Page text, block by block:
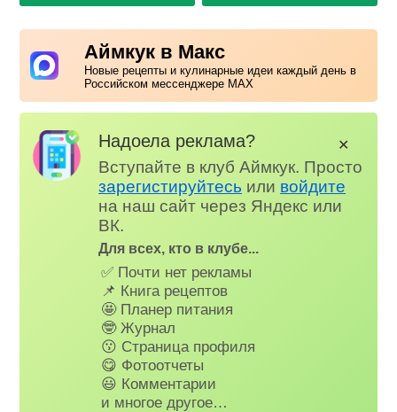
Аймкук в Макс
Новые рецепты и кулинарные идеи каждый день в
Российском мессенджере MAX
Надоела реклама?
Вступайте в клуб Аймкук. Просто
зарегистируйтесь или войдите
на наш сайт через Яндекс или
ВК.
Для всех, кто в клубе...
✅ Почти нет рекламы
📌 Книга рецептов
🤩 Планер питания
🤓 Журнал
😗 Страница профиля
😋 Фотоотчеты
😃 Комментарии
и многое другое…
✕